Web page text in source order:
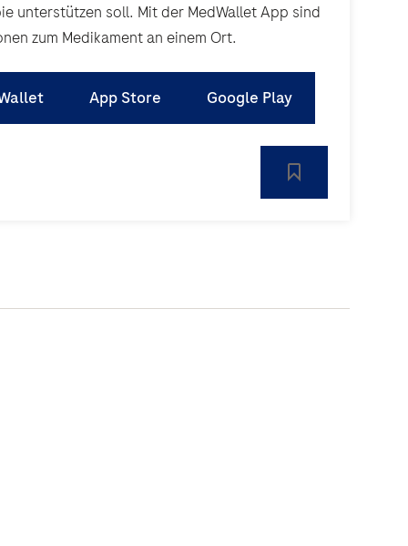
unterstützen soll. Mit der MedWallet App sind
zum Medikament an einem Ort.
App Store Google Play